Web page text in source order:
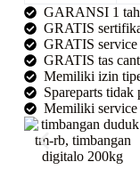
GARANSI 1
GRATIS
GRATIS service
GRATIS tas
Memiliki izin
Spareparts
Memiliki service